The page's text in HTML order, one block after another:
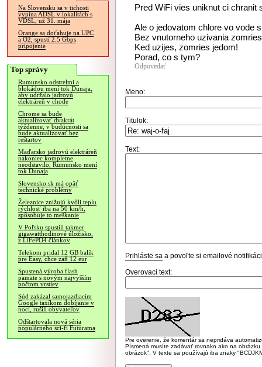
Na Slovensku sa v tichosti
vypína ADSL v lokalitách s
VDSL, už 31. mája
Orange sa doťahuje na UPC
a O2, spustí 2.5 Gbps
pripojenie
Top správy
Rumunsko odstrelmi a
blokádou mení tok Dunaja,
aby udržalo jadrovú
elektráreň v chode
Chrome sa bude
aktualizovať dvakrát
týždenne, v budúcnosti sa
bude aktualizovať bez
reštartov
Maďarsko jadrovú elektráreň
nakoniec kompletne
neodstavilo, Rumunsko mení
tok Dunaja
Slovensko.sk má opäť
technické problémy
Železnice znižujú kvôli teplu
rýchlosť iba na 50 km/h,
spôsobuje to meškanie
V Poľsku spustili takmer
gigawatthodinové úložisko,
z LiFePO4 článkov
Telekom pridal 12 GB balík
pre Easy, chce zaň 12 eur
Spustená výroba flash
pamäte s novým najvyšším
počtom vrstiev
Súd zakázal samojazdiacim
Google taxíkom dobíjanie v
noci, rušili obyvateľov
Odštartovala nová séria
populárneho sci-fi Futurama
Pred WiFi vies uniknut ci chranit
Ale o jedovatom chlore vo vode
Bez vnutorneho uzivania
Ked uzijes, zomries jedom!
Porad, co s tym?
Odpovedať
Meno:
Titulok:
Text:
Prihláste sa a povoľte si emailové
Overovací text:
Pre overenie, že komentár sa nepridáva
Písmená musíte zadávať rovnako ako na
obrázok". V texte sa používajú iba znaky